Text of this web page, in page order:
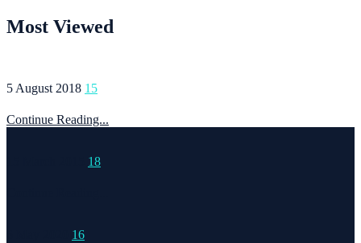
Most Viewed
5 August 2018 15
Continue Reading...
18
16